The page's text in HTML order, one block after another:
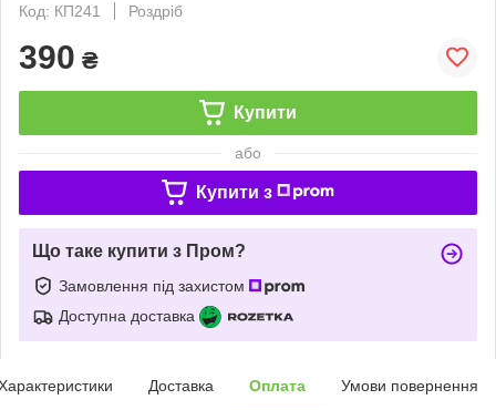
Код: КП241
Роздріб
390 ₴
Купити
або
Купити з
Що таке купити з Пром?
Замовлення під захистом
Доступна доставка
Доставка Оплата Умови повернення